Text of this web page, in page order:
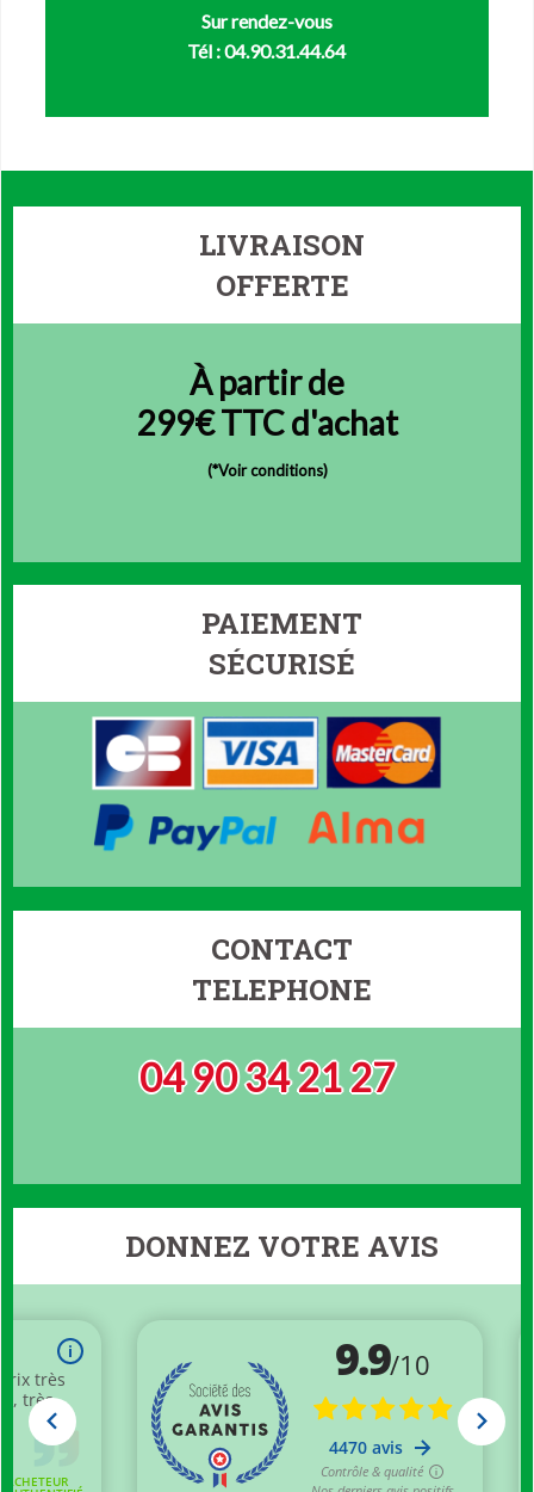
Sur rendez-vous
Tél : 04.90.31.44.64
LIVRAISON
OFFERTE
À partir de
299€ TTC d'achat
(*Voir conditions)
PAIEMENT
SÉCURISÉ
CONTACT
TELEPHONE
04 90 34 21 27
DONNEZ VOTRE AVIS